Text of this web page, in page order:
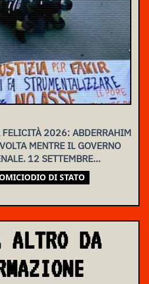
FELICITÀ 2026: ABDERRAHIM
MENTRE IL GOVERNO
12 SETTEMBRE
DI STATO
ALTRO DA